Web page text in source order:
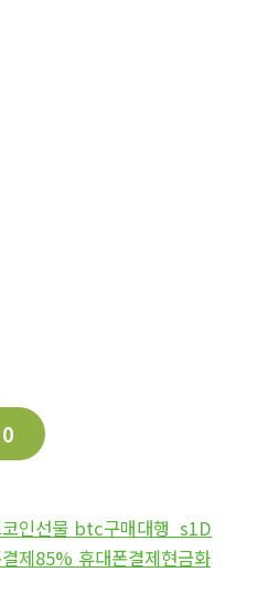
0
인선물 btc구매대행_s1D
제85% 휴대폰결제현금화